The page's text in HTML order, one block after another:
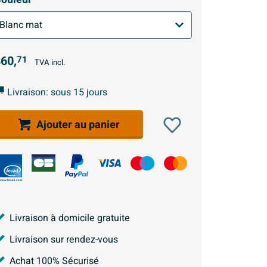
71 TVA incl.
Livraison: sous 15 jours
Ajouter au panier
Livraison à domicile gratuite
Livraison sur rendez-vous
Achat 100% Sécurisé